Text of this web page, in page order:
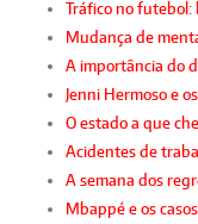
Tráfico no futebol:
Mudança de
A importância do
Jenni Hermoso e
O estado a que
Acidentes de
A semana dos
Mbappé e os